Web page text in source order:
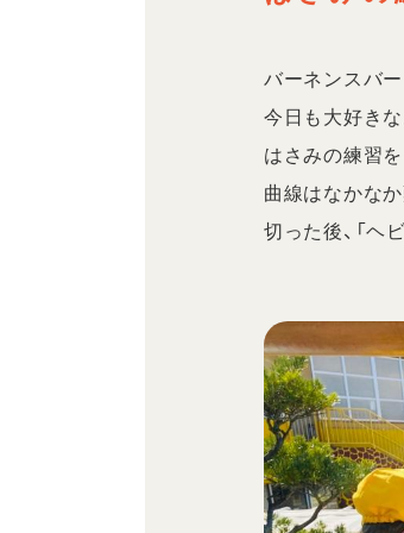
バーネンスバ
今日も大好き
はさみの練習を
曲線はなかな
切った後、「